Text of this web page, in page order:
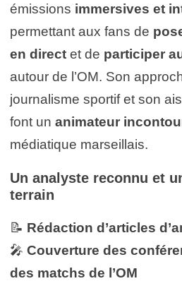
émissions immersives et
permettant aux fans de
en direct et de participer
autour de l’OM. Son
journalisme sportif et son
font un animateur
médiatique marseillais.
Un analyste reconnu et
terrain
📝 Rédaction d’articles
🎤 Couverture des
des matchs de l’OM